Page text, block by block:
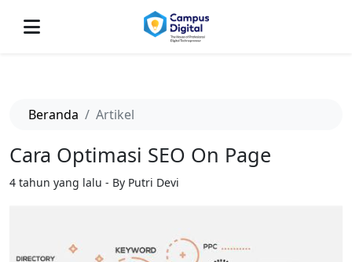
Beranda Artikel
Cara Optimasi SEO On Page
4 tahun yang lalu - By Putri Devi